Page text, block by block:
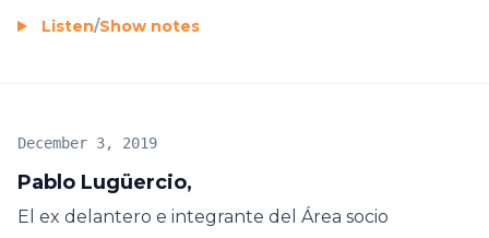
Listen/Show notes
Pablo Lugüercio,
December 3, 2019
El ex delantero e integrante del Área socio